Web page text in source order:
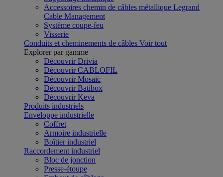
Accessoires chemin de câbles métallique Legrand
Cable Management
Système coupe-feu
Visserie
Conduits et cheminements de câbles Voir tout
Explorer par gamme
Découvrir Drivia
Découvrir CABLOFIL
Découvrir Mosaic
Découvrir Batibox
Découvrir Keva
Produits industriels
Enveloppe industrielle
Coffret
Armoire industrielle
Boîtier industriel
Raccordement industriel
Bloc de jonction
Presse-étoupe